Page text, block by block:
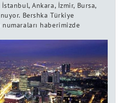
Ankara, İzmir, Bursa,
Bershka Türkiye
haberimizde